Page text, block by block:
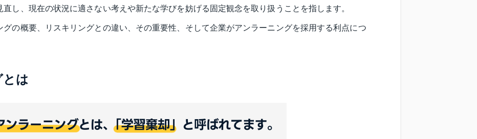
し、現在の状況に適さない考えや新たな学びを妨げる固定観念を取り扱うことを指します。
グの概要、リスキリングとの違い、その重要性、そして企業がアンラーニングを採用する利点につ
は